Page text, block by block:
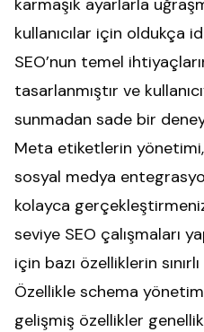
karmaşık ayarlarla
kullanıcılar için oldukça
SEO’nun temel
tasarlanmıştır ve
sunmadan sade bir
Meta etiketlerin
sosyal medya
kolayca
seviye SEO çalışmaları
için bazı özelliklerin
Özellikle schema
gelişmiş özellikler